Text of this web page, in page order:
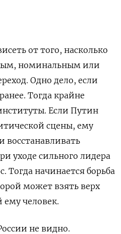
от того, насколько
номинальным или
Одно дело, если
Тогда крайне
Если Путин
сцены, ему
восстанавливать
уходе сильного лидера
Тогда начинается борьба
может взять верх
человек.
не видно.